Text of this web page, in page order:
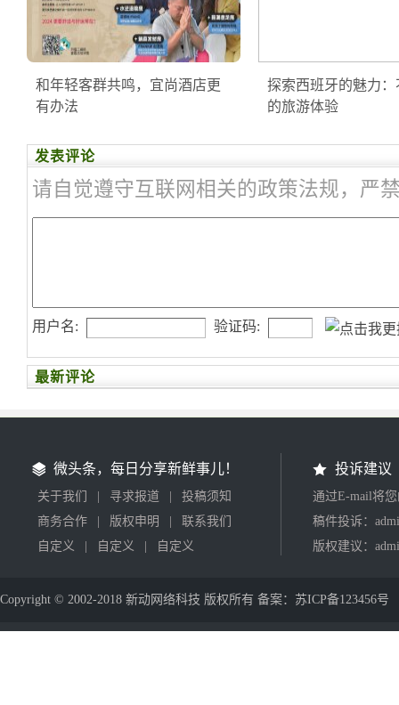
和年轻客群共鸣，宜尚酒店更
有办法
探索西班牙的魅力：
的旅游体验
发表评论
请自觉遵守互联网相关的政策法规，严
用户名: 验证码:
最新评论
微头条，每日分享新鲜事儿！
关于我们 寻求报道
投稿须知
商务合作
版权申明
联系我们
自定义
自定义 自定义
投诉建议
通过E-mail将
稿件投诉：
版权建议：
Copyright © 2002-2018 新动网络科技 版权所有 备案：苏ICP备123456号